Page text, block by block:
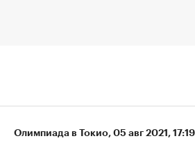
Олимпиада в Токио⁠, 05 авг 2021, 17:19